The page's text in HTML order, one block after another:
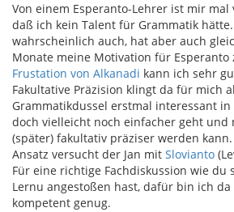
Von einem Esperanto-Lehrer ist mir
daß ich kein Talent für Grammatik
wahrscheinlich auch, hat aber auch
Monate meine Motivation für Esperanto
Frustation von Alkanadi kann ich sehr
Fakultative Präzision klingt da für mich
Grammatikdussel erstmal interessant in
doch vielleicht noch einfacher geht und
(später) fakultativ präziser werden
Ansatz versucht der Jan mit Slovianto
Für eine richtige Fachdiskussion wie du
Lernu angestoßen hast, dafür bin ich
kompetent genug.